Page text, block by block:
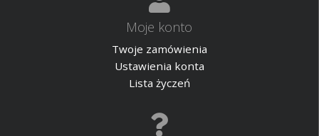
Moje konto
Twoje zamówienia
Ustawienia konta
Lista życzeń